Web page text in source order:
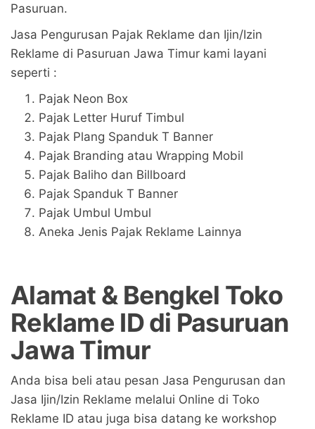
Pasuruan.
Jasa Pengurusan Pajak Reklame dan Ijin/Izin
Reklame di Pasuruan Jawa Timur kami layani
seperti :
Pajak Neon Box
Pajak Letter Huruf Timbul
Pajak Plang Spanduk T Banner
Pajak Branding atau Wrapping Mobil
Pajak Baliho dan Billboard
Pajak Spanduk T Banner
Pajak Umbul Umbul
Aneka Jenis Pajak Reklame Lainnya
Alamat & Bengkel Toko
Reklame ID di Pasuruan
Jawa Timur
Anda bisa beli atau pesan Jasa Pengurusan dan
Jasa Ijin/Izin Reklame melalui Online di Toko
Reklame ID atau juga bisa datang ke workshop